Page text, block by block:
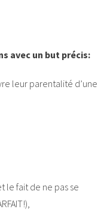
avec un but précis:
leur parentalité d’une
le fait de ne pas se